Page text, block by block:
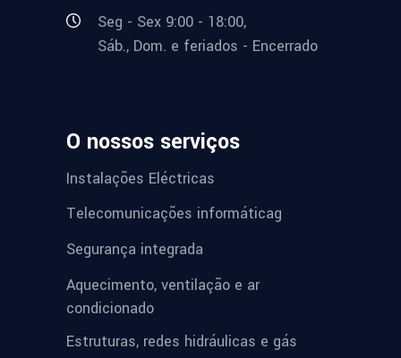
Seg - Sex 9:00 - 18:00,
Sáb., Dom. e feriados - Encerrado
O nossos serviços
Instalações Eléctricas
Telecomunicações informáticag
Segurança integrada
Aquecimento, ventilação e ar
condicionado
Estruturas, redes hidráulicas e gás